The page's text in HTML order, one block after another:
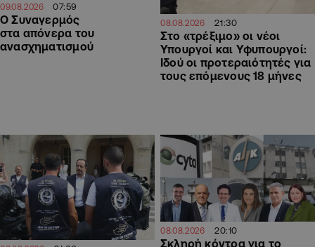
09.08.2026 07:59
Ο Συναγερμός
στα απόνερα του
ανασχηματισμού
08.08.2026 21:30
Στο «τρέξιμο» οι νέοι
Υπουργοί και Υφυπουργοί:
Ιδού οι προτεραιότητές για
τους επόμενους 18 μήνες
08.08.2026 20:10
Σκληρή κόντρα για το